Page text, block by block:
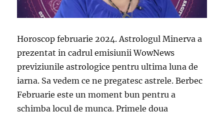
Horoscop februarie 2024. Astrologul Minerva a
prezentat in cadrul emisiunii WowNews
previziunile astrologice pentru ultima luna de
iarna. Sa vedem ce ne pregatesc astrele. Berbec
Februarie este un moment bun pentru a
schimba locul de munca. Primele doua